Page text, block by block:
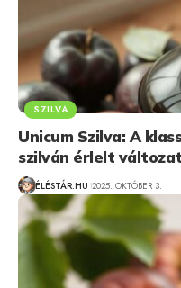
SZILVA
Unicum Szilva: A
szilván érlelt
ÉLÉSTÁR.HU 2025. OKTÓBER 3.